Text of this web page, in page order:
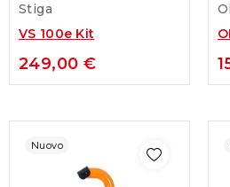
Stiga
VS 100e Kit
249,00 €
Nuovo